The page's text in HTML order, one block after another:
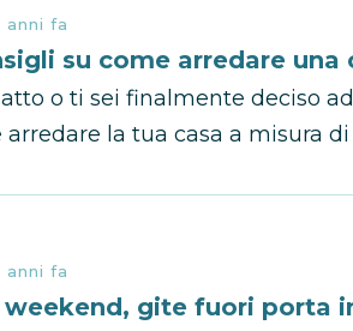
anni fa
su come arredare una
o ti sei finalmente deciso
la tua casa a misura di
anni fa
weekend, gite fuori porta